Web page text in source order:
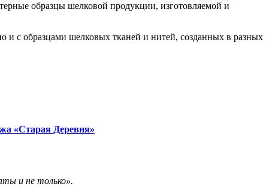
образцы шелковой продукции, изготовляемой и
и с образцами шелковых тканей и нитей, созданных в разных
«Старая Деревня»
и не только».